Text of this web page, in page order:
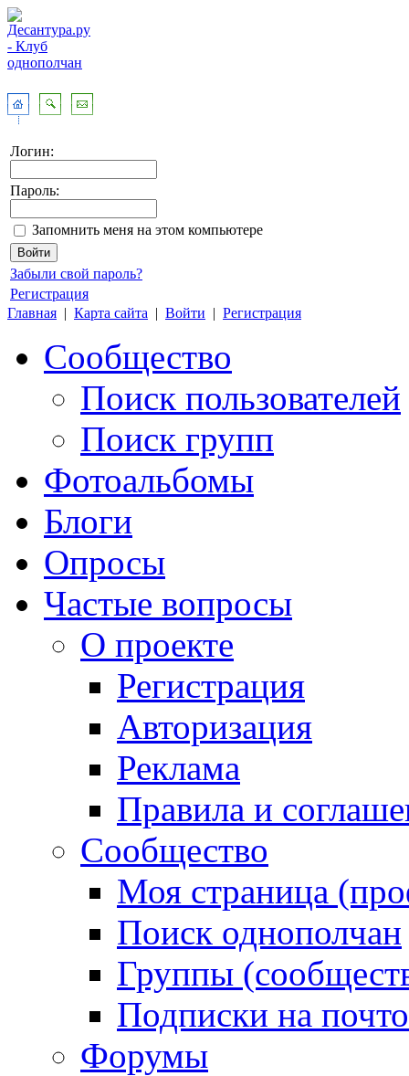
Логин:
Пароль:
Запомнить меня на этом компьютере
Забыли свой пароль?
Регистрация
Главная | Карта сайта | Войти | Регистрация
Сообщество
Поиск пользователей
Поиск групп
Фотоальбомы
Блоги
Опросы
Частые вопросы
О проекте
Регистрация
Авторизация
Реклама
Правила и
Сообщество
Моя страница
Поиск однополчан
Группы
Подписки на
Форумы